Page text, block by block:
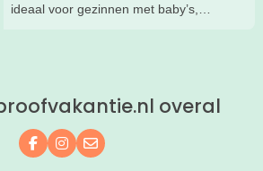
ideaal voor gezinnen met baby’s,
overal
Volg ons op Facebook
Volg ons op Instagram
Mail ons